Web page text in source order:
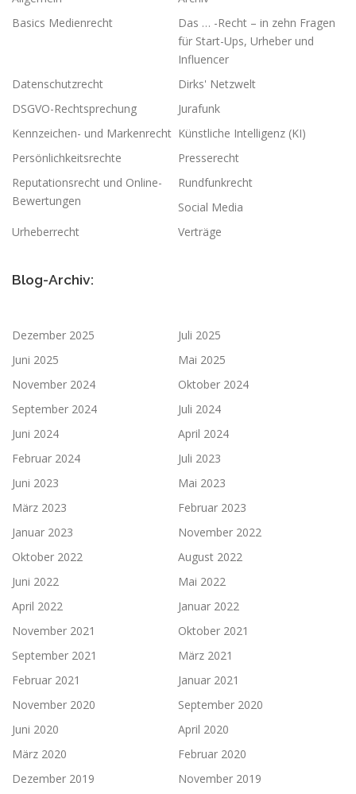
Basics Medienrecht
Das … -Recht – in zehn Fragen
für Start-Ups, Urheber und
Influencer
Datenschutzrecht
Dirks' Netzwelt
DSGVO-Rechtsprechung
Jurafunk
Kennzeichen- und Markenrecht Künstliche Intelligenz (KI)
Persönlichkeitsrechte
Presserecht
Reputationsrecht und Online-
Bewertungen
Rundfunkrecht
Social Media
Urheberrecht
Verträge
Blog-Archiv:
Dezember 2025
Juli 2025
Juni 2025
Mai 2025
November 2024
Oktober 2024
September 2024
Juli 2024
Juni 2024
April 2024
Februar 2024
Juli 2023
Juni 2023
Mai 2023
März 2023
Februar 2023
Januar 2023
November 2022
Oktober 2022
August 2022
Juni 2022
Mai 2022
April 2022
Januar 2022
November 2021
Oktober 2021
September 2021
März 2021
Februar 2021
Januar 2021
November 2020
September 2020
Juni 2020
April 2020
März 2020
Februar 2020
Dezember 2019
November 2019